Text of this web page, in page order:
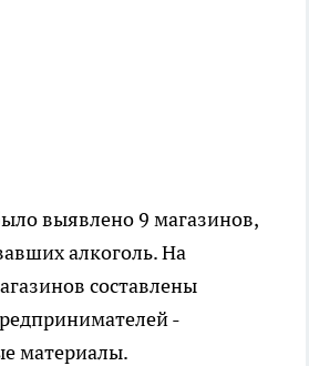
выявлено 9 магазинов,
алкоголь. На
составлены
-
материалы.